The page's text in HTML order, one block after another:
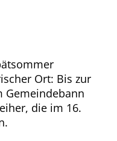
Ort: Bis zur
Gemeindebann
die im 16.